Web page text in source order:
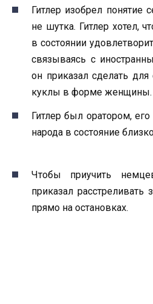
Гитлер изобрел понятие
не шутка. Гитлер хотел,
в состоянии
связываясь с
он приказал сделать
куклы в форме женщины.
Гитлер был оратором,
народа в состояние
Чтобы приучить
приказал расстреливать
прямо на остановках.